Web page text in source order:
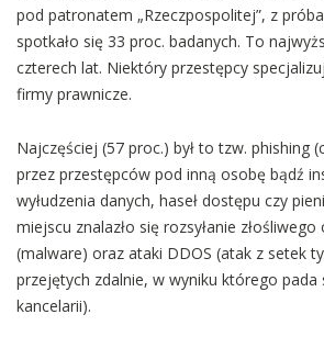
pod patronatem „Rzeczpospolitej”, z
spotkało się 33 proc. badanych. To
czterech lat. Niektóry przestępcy
firmy prawnicze.
Najczęściej (57 proc.) był to tzw. phishing
przez przestępców pod inną osobę bądź
wyłudzenia danych, haseł dostępu czy
miejscu znalazło się rozsyłanie
(malware) oraz ataki DDOS (atak z setek
przejętych zdalnie, w wyniku którego pada
kancelarii).